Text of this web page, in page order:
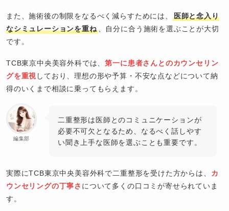
また、施術後の制限をなるべく減らすためには、
医師と念入り
なシミュレーションを重ね、自分に合う施術を選ぶことが大切
です。
TCB東京中央美容外科では、第一に患者さんとのカウンセリン
グを重視 しており、理想の形や予算・不安な点などについて納
得のいくまで相談に乗ってもらえます。
編集部
二重整形は医師とのコミュニケーションが
必要不可欠となるため、なるべく話しやす
い聞き上手な医師を選ぶことも重要です。
実際にTCB東京中央美容外科で二重整形を受けた方からは、 カ
ウンセリングの丁寧さ について多くの口コミが寄せられていま
す。